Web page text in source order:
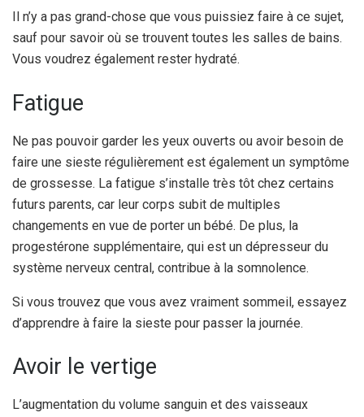
Il n’y a pas grand-chose que vous puissiez faire à ce sujet,
sauf pour savoir où se trouvent toutes les salles de bains.
Vous voudrez également rester hydraté.
Fatigue
Ne pas pouvoir garder les yeux ouverts ou avoir besoin de
faire une sieste régulièrement est également un symptôme
de grossesse. La fatigue s’installe très tôt chez certains
futurs parents, car leur corps subit de multiples
changements en vue de porter un bébé. De plus, la
progestérone supplémentaire, qui est un dépresseur du
système nerveux central, contribue à la somnolence.
Si vous trouvez que vous avez vraiment sommeil, essayez
d’apprendre à faire la sieste pour passer la journée.
Avoir le vertige
L’augmentation du volume sanguin et des vaisseaux